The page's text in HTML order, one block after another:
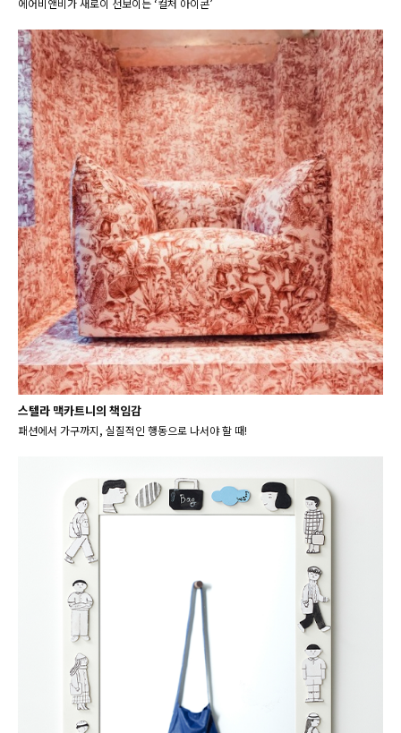
스텔라 맥카트니의 책임감
패션에서 가구까지, 실질적인 행동으로 나서야 할 때!